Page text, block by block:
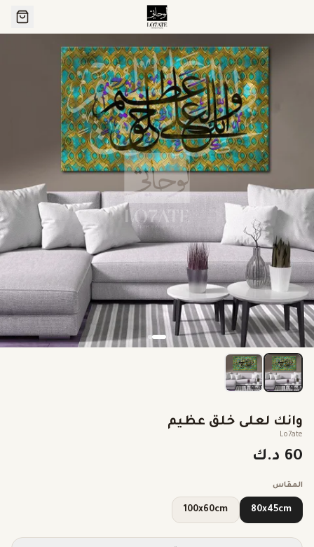
وانك لعلى خلق عظيم
Lo7ate
60 د.ك
المقاس
80x45cm
100x60cm